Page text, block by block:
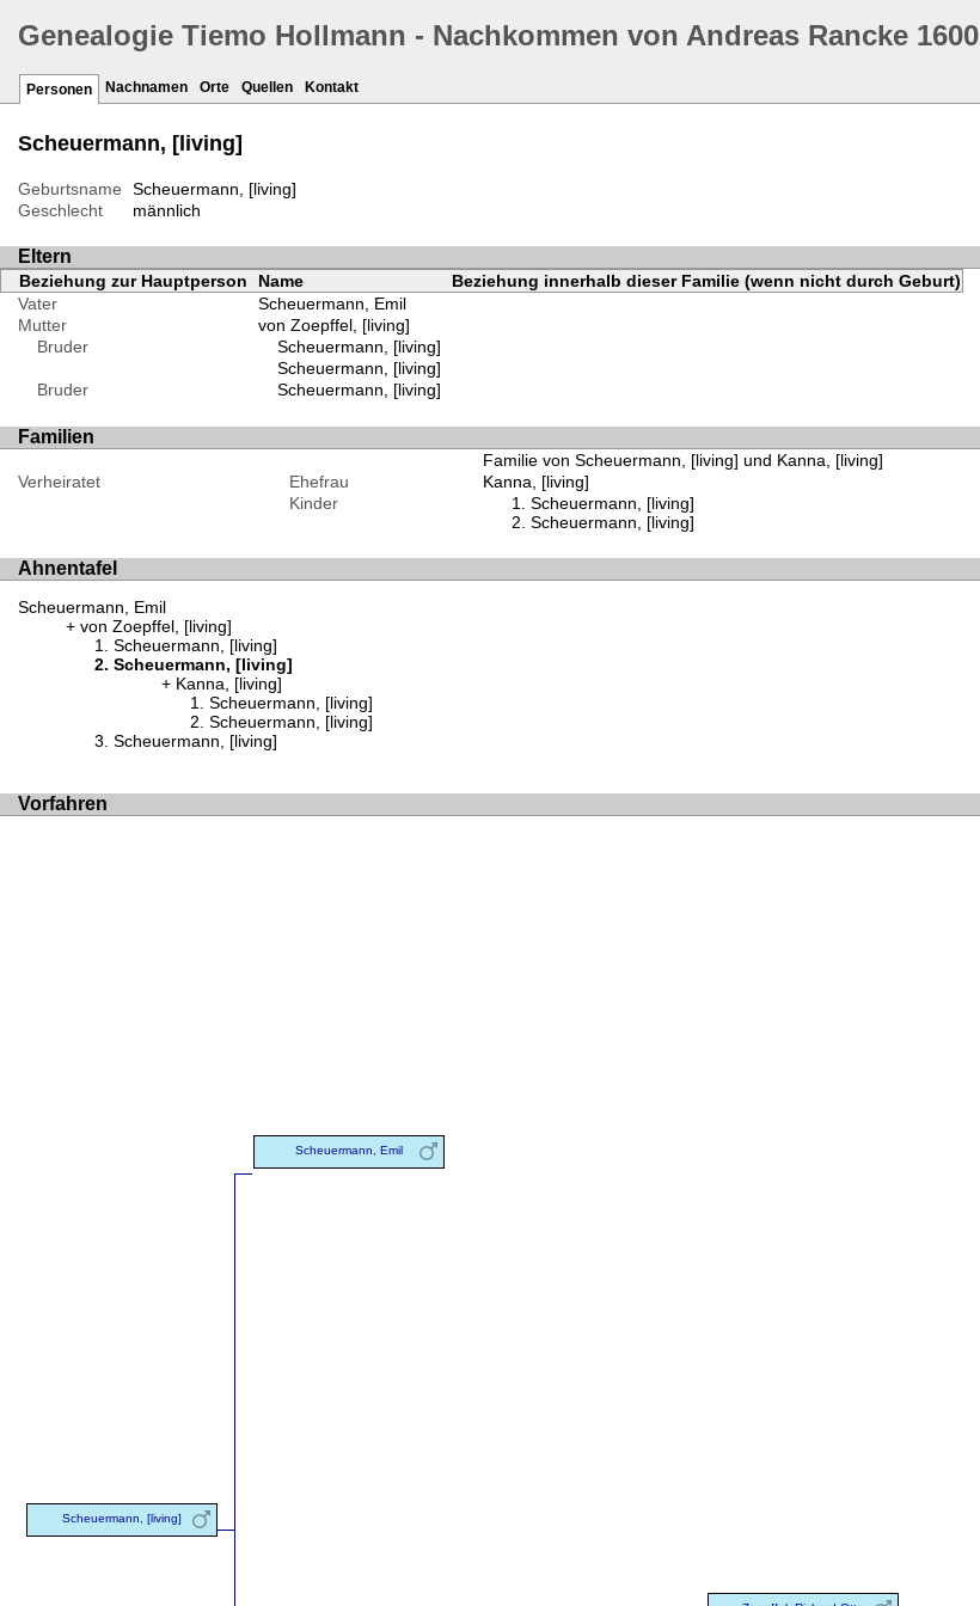
Genealogie Tiemo Hollmann - Nachkommen von Andreas Rancke 1600
Personen Nachnamen Orte Quellen Kontakt
Scheuermann, [living]
Geburtsname
Scheuermann, [living]
Geschlecht
männlich
Eltern
Beziehung zur Hauptperson Name
Beziehung innerhalb dieser Familie (wenn nicht durch Geburt)
Vater
Scheuermann, Emil
Mutter
von Zoepffel, [living]
Bruder
Scheuermann, [living]
Scheuermann, [living]
Bruder
Scheuermann, [living]
Familien
Familie von Scheuermann, [living] und Kanna, [living]
Verheiratet
Ehefrau
Kanna, [living]
Kinder
Scheuermann, [living]
Scheuermann, [living]
Ahnentafel
Scheuermann, Emil
von Zoepffel, [living]
Scheuermann, [living]
Scheuermann, [living]
Kanna, [living]
Scheuermann, [living]
Scheuermann, [living]
Scheuermann, [living]
Vorfahren
Scheuermann, [living]
Scheuermann, Emil